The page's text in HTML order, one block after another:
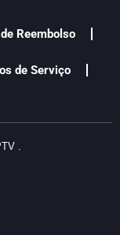
Reembolso
de Serviço